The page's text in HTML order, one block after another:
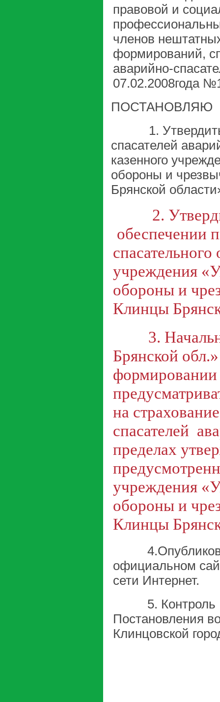
правовой и
членов
формирований,
аварийно-
07.02.2008года
ПОСТАНОВЛЯЮ
1. Утвердить
спасателей
казенного
обороны и
Брянской
2.
обеспечении
учреждения
обороны и
Клинцы
3.
Брянской
на
спасателей
пределах
учреждения
обороны и
Клинцы
официальном
сети Интернет.
5. Контроль
Постановления
Клинцовской